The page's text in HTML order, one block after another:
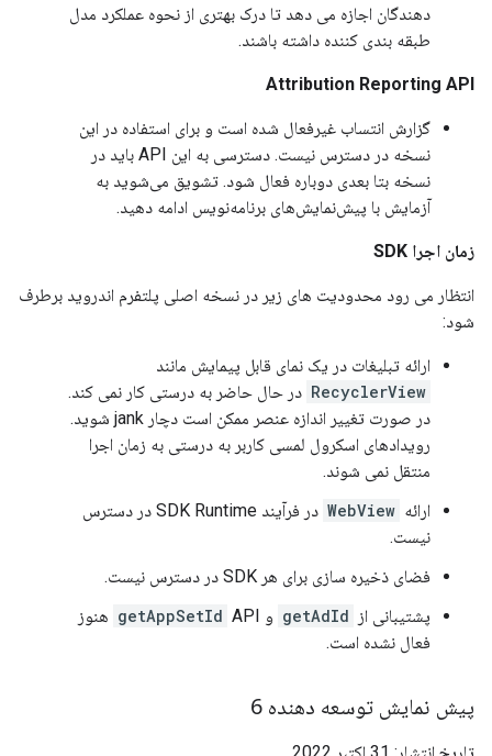
دهندگان اجازه می دهد تا درک بهتری از نحوه عملکرد مدل
طبقه بندی کننده داشته باشند.
Attribution Reporting API
گزارش انتساب غیرفعال شده است و برای استفاده در این
نسخه در دسترس نیست. دسترسی به این API باید در
نسخه بتا بعدی دوباره فعال شود. تشویق می‌شوید به
آزمایش با پیش‌نمایش‌های برنامه‌نویس ادامه دهید.
زمان اجرا SDK
انتظار می رود محدودیت های زیر در نسخه اصلی پلتفرم اندروید برطرف
شود:
ارائه تبلیغات در یک نمای قابل پیمایش مانند
RecyclerView در حال حاضر به درستی کار نمی کند.
در صورت تغییر اندازه عنصر ممکن است دچار jank شوید.
رویدادهای اسکرول لمسی کاربر به درستی به زمان اجرا
منتقل نمی شوند.
ارائه WebView
در فرآیند SDK Runtime در دسترس
نیست.
فضای ذخیره سازی برای هر SDK در دسترس نیست.
پشتیبانی از getAdId و getAppSetId API هنوز
فعال نشده است.
پیش نمایش توسعه دهنده 6
تاریخ انتشار: 31 اکتبر 2022